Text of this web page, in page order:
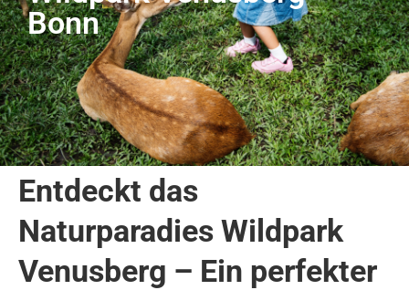
Bonn
Entdeckt das
Naturparadies Wildpark
Venusberg – Ein perfekter